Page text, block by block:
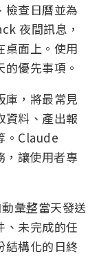
檢查日曆並為
夜間訊息，
桌面上。使用
優先事項。
庫，將最常見
資料、產出報
。Claude
，讓使用者專
彙整當天發送
、未完成的任
結構化的日終